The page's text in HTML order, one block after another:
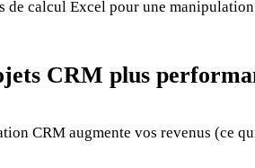
de calcul Excel pour une
CRM plus
CRM augmente vos revenus (ce